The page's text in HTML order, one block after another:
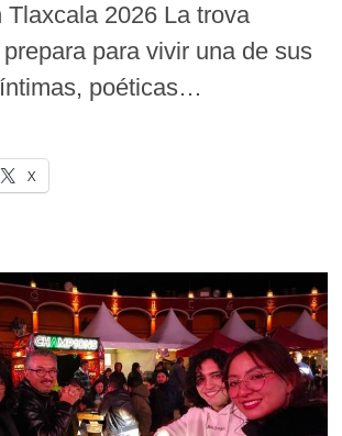
Tlaxcala 2026 La trova
para vivir una de sus
poéticas…
X